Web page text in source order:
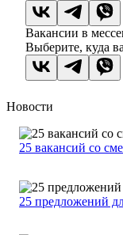
Вакансии в
Выберите, куда
Новости
25 вакансий со
25 предложений